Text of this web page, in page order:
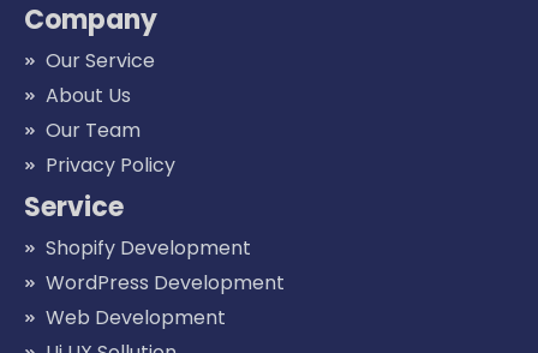
Company
Our Service
About Us
Our Team
Privacy Policy
Service
Shopify Development
WordPress Development
Web Development